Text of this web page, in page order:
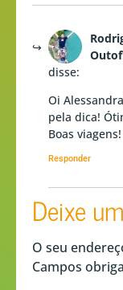
disse:
Oi
pela dica!
Boas viagens!
Responder
Deixe
O seu
Campos